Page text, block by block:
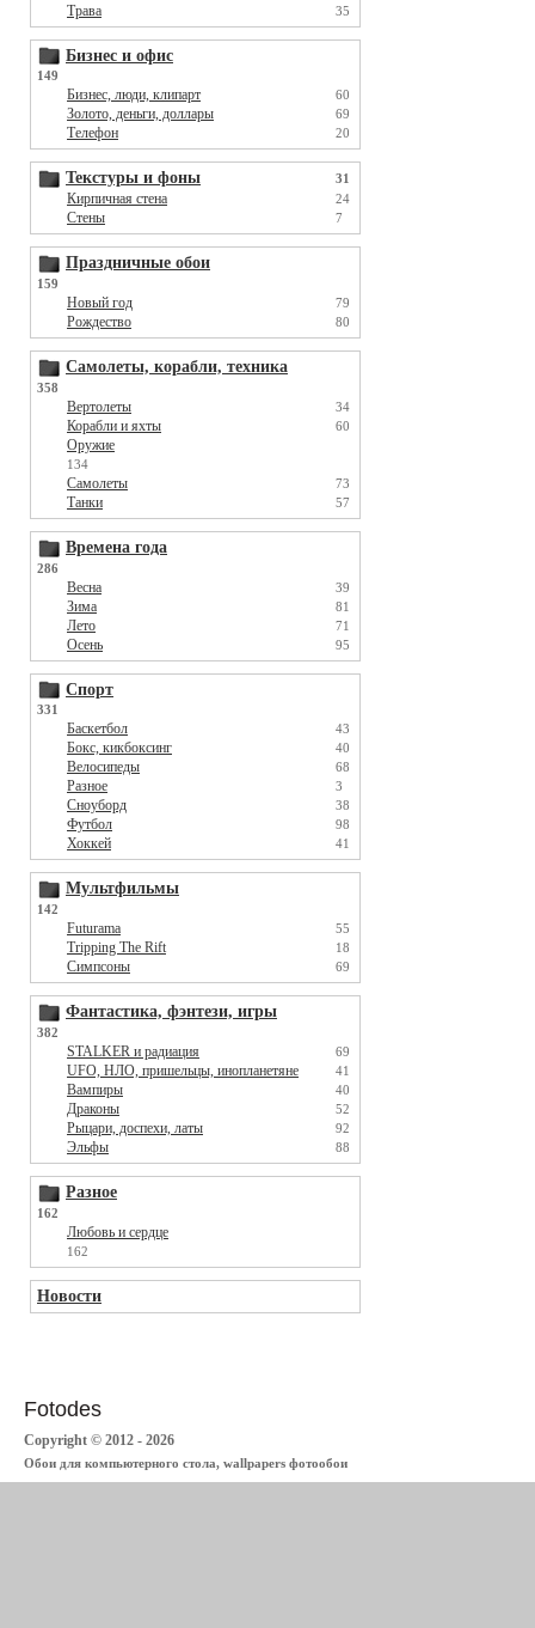
Трава 35
Бизнес и офис
149
Бизнес, люди, клипарт 60
Золото, деньги, доллары 69
Телефон 20
Текстуры и фоны 31
Кирпичная стена 24
Стены 7
Праздничные обои
159
Новый год 79
Рождество 80
Самолеты, корабли, техника
358
Вертолеты 34
Корабли и яхты 60
Оружие
134
Самолеты 73
Танки 57
Времена года
286
Весна 39
Зима 81
Лето 71
Осень 95
Спорт
331
Баскетбол 43
Бокс, кикбоксинг 40
Велосипеды 68
Разное 3
Сноуборд 38
Футбол 98
Хоккей 41
Мультфильмы
142
Futurama 55
Tripping The Rift 18
Симпсоны 69
Фантастика, фэнтези, игры
382
STALKER и радиация 69
UFO, НЛО, пришельцы, инопланетяне 41
Вампиры 40
Драконы 52
Рыцари, доспехи, латы 92
Эльфы 88
Разное
162
Любовь и сердце
162
Новости
Fotodes
Copyright © 2012 - 2026
Обои для компьютерного стола, wallpapers фотообои